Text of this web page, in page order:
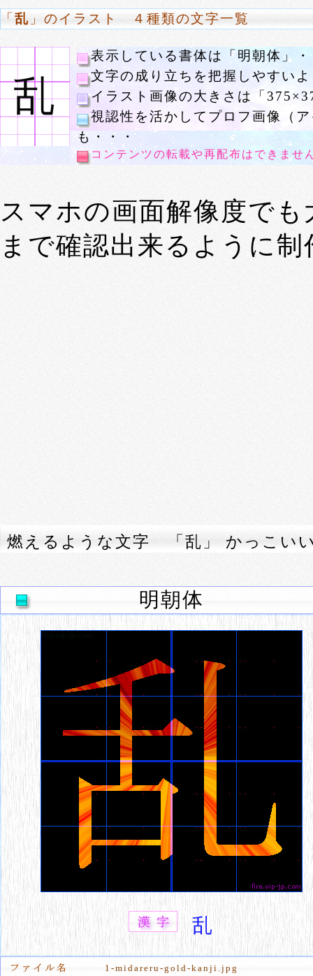
「 乱 」のイラスト ４種類の文字一覧
乱
表示している書体は「明朝体」
文字の成り立ちを把握しやすい
イラスト画像の大きさは「
視認性を活かしてプロフ画像（
も・・・
コンテンツの転載や再配布はできませ
スマホの画面解像度で
まで確認出来るように
燃えるような文字 「乱」 かっこい
明朝体
乱
1-midareru-gold-kanji.jpg